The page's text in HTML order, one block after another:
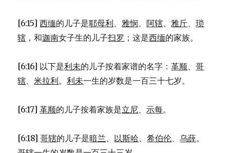
[6:15]西缅的儿子是耶母利、雅悯、 阿辖、雅斤、琐
辖 ，和迦南女子生的儿子扫罗 ；这是西缅的家族。
[6:16] 以下是利未的儿子按着家谱的名字：革顺、哥
辖、米拉利。利未一生的岁数是一百三十七岁。
[6:17]革顺的儿子按着家族是立尼、示每。
[6:18]哥辖的儿子是暗兰、 以斯哈、希伯伦、乌薛。